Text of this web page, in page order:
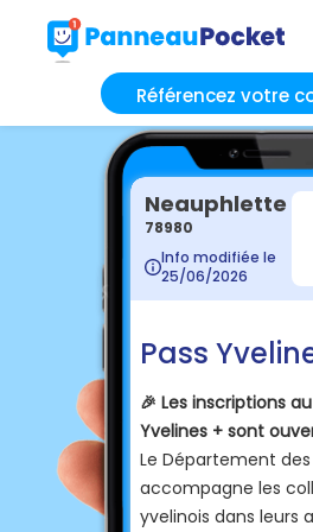
Référencez votre
Neauphlette
78980
Info modifiée le
25/06/2026
Pass
🎉 Les inscriptions
Yvelines + sont
Le Département des
accompagne les
yvelinois dans leurs